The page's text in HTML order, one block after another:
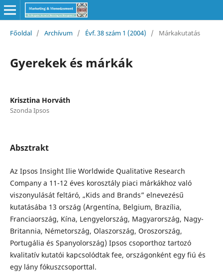
Főoldal / Archívum / Évf. 38 szám 1 (2004) / Márkakutatás
Gyerekek és márkák
Krisztina Horváth
Szonda Ipsos
Absztrakt
Az Ipsos Insight Ilie Worldwide Qualitative Research
Company a 11-12 éves korosztály piaci márkákhoz való
viszonyulását feltáró, „Kids and Brands” elnevezésű
kutatásába 13 ország (Argentína, Belgium, Brazília,
Franciaország, Kína, Lengyelország, Magyarország, Nagy-
Britannia, Németország, Olaszország, Oroszország,
Portugália és Spanyolország) Ipsos csoporthoz tartozó
kvalitatív kutatói kapcsolódtak fee, országonként egy fiú és
egy lány fókuszcsoporttal.